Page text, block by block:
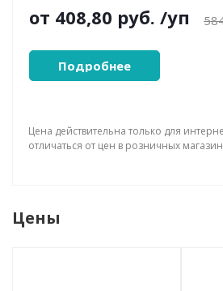
от 408,80 руб. /уп
Подробнее
Цена действительна только для
отличаться от цен в розничных
Цены